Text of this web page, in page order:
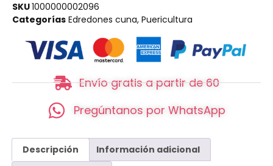
SKU1000000002096
Categorías Edredones cuna, Puericultura
Envío gratis a partir de 60
Pregúntanos por WhatsApp
Descripción
Información adicional